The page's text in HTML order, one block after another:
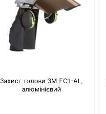
Захист голови 3M FC1-AL,
алюмінієвий